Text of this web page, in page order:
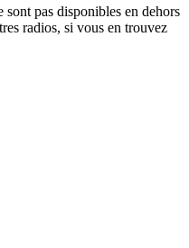
sont pas disponibles en dehors
radios, si vous en trouvez